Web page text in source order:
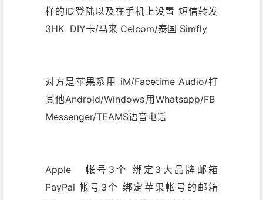
样的ID登陆以及在手机上设置 短信转发
3HK DIY卡/马来 Celcom/泰国 Simfly
对方是苹果系用 iM/Facetime Audio/打
其他Android/Windows用Whatsapp/FB
Messenger/TEAMS语音电话
Apple 帐号3个 绑定3大品牌邮箱
PayPal 帐号3个 绑定苹果帐号的邮箱